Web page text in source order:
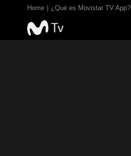
Home ¿Qué es Movistar TV App?